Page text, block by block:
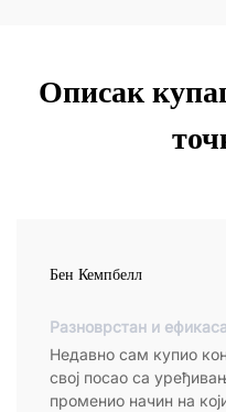
Описак
Бен Кемпбелл
Разноврстан и
Недавно сам купио
свој посао са
променио начин на